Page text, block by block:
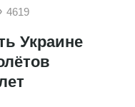
4619
Украине